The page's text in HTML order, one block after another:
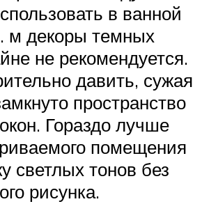
в ванной
м декоры темных
не рекомендуется.
давить, сужая
пространство
Гораздо лучше
помещения
светлых тонов без
рисунка.